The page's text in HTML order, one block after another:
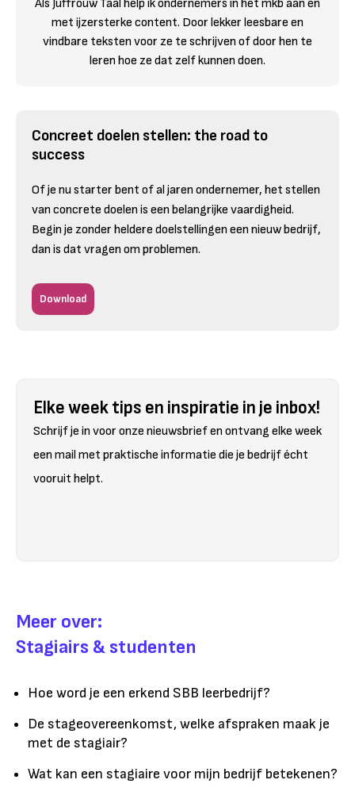
Als Juffrouw Taal help ik ondernemers in het mkb aan en
met ijzersterke content. Door lekker leesbare en
vindbare teksten voor ze te schrijven of door hen te
leren hoe ze dat zelf kunnen doen.
Concreet doelen stellen: the road to
success
Of je nu starter bent of al jaren ondernemer, het stellen
van concrete doelen is een belangrijke vaardigheid.
Begin je zonder heldere doelstellingen een nieuw bedrijf,
dan is dat vragen om problemen.
Download
Elke week tips en inspiratie in je inbox!
Schrijf je in voor onze nieuwsbrief en ontvang elke week
een mail met praktische informatie die je bedrijf écht
vooruit helpt.
Meer over:
Stagiairs & studenten
Hoe word je een erkend SBB leerbedrijf?
De stageovereenkomst, welke afspraken maak je
met de stagiair?
Wat kan een stagiaire voor mijn bedrijf betekenen?